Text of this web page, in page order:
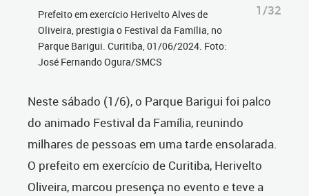
Prefeito em exercício Herivelto Alves de
Oliveira, prestigia o Festival da Família, no
Parque Barigui. Curitiba, 01/06/2024. Foto:
José Fernando Ogura/SMCS
1/32
Neste sábado (1/6), o Parque Barigui foi palco
do animado Festival da Família, reunindo
milhares de pessoas em uma tarde ensolarada.
O prefeito em exercício de Curitiba, Herivelto
Oliveira, marcou presença no evento e teve a